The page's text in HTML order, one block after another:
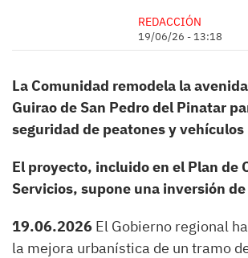
REDACCIÓN
19/06/26 - 13:18
La Comunidad remodela la
Guirao de San Pedro del Pinatar
seguridad de peatones y vehículos
El proyecto, incluido en el Plan de
Servicios, supone una inversión
19.06.2026 El Gobierno regional
la mejora urbanística de un tramo